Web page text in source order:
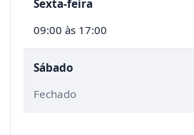
Sexta-feira
09:00 às 17:00
Sábado
Fechado